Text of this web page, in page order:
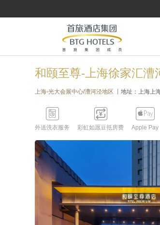
和颐至尊-上海徐家汇漕
上海-光大会展中心/漕河泾地区 丨 地址：上海上海徐汇区漕宝路124号 （靠近路段：漕宝路

外送洗衣服务

彩虹如愿豆抵房费

Apple Pay